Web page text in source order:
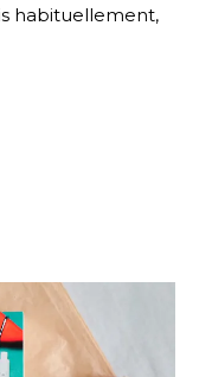
habituellement,